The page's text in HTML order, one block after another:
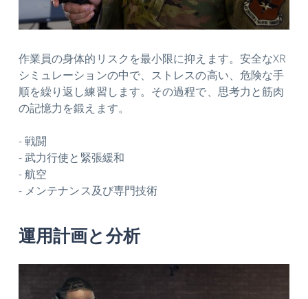
作業員の身体的リスクを最小限に抑えます。安全なXR
シミュレーションの中で、ストレスの高い、危険な手
順を繰り返し練習します。その過程で、思考力と筋肉
の記憶力を鍛えます。
- 戦闘
- 武力行使と緊張緩和
- 航空
- メンテナンス及び専門技術
運用計画と分析